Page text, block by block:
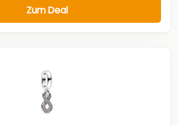
Zum Deal